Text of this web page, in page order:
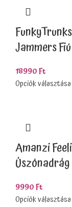
Jammers
18990Ft
Opciók választása
Amanzi
Úszónadrág
9990Ft
Opciók választása